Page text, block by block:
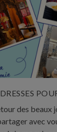
des beaux
avec